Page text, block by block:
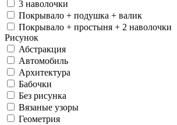
3 наволочки
Покрывало + подушка + валик
Покрывало + простыня + 2 наволочки
Рисунок
Абстракция
Автомобиль
Архитектура
Бабочки
Без рисунка
Вязаные узоры
Геометрия